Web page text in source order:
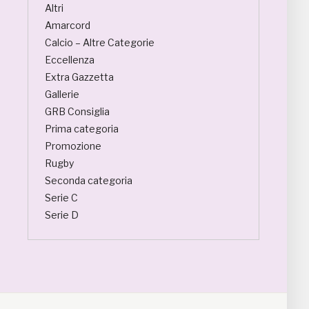
Altri
Amarcord
Calcio – Altre Categorie
Eccellenza
Extra Gazzetta
Gallerie
GRB Consiglia
Prima categoria
Promozione
Rugby
Seconda categoria
Serie C
Serie D